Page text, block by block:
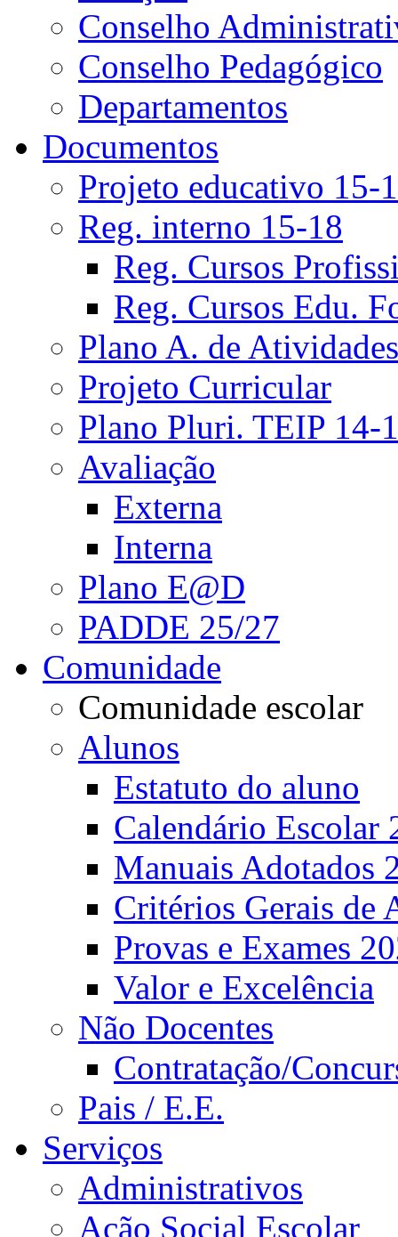
Conselho
Conselho Pedagógico
Departamentos
Documentos
Projeto educativo 15-
Reg. interno 15-18
Reg. Cursos
Reg. Cursos Edu.
Plano A. de Atividades
Projeto Curricular
Plano Pluri. TEIP 14-
Avaliação
Externa
Interna
Plano E@D
PADDE 25/27
Comunidade
Comunidade escolar
Alunos
Estatuto do aluno
Calendário Escolar
Manuais Adotados
Critérios Gerais de
Provas e Exames
Valor e Excelência
Não Docentes
Contratação/
Pais / E.E.
Serviços
Administrativos
Ação Social Escolar